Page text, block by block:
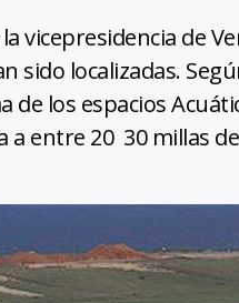
vicepresidencia de
sido localizadas.
los espacios
a entre 20 30 millas